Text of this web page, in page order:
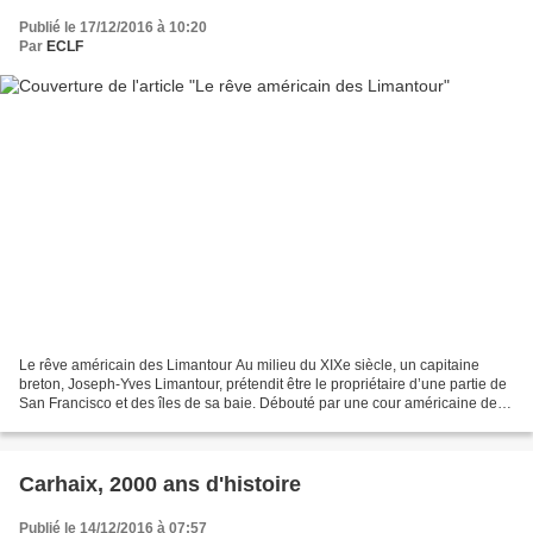
Publié le 17/12/2016 à 10:20
Par ECLF
Le rêve américain des Limantour Au milieu du XIXe siècle, un capitaine
breton, Joseph-Yves Limantour, prétendit être le propriétaire d’une partie de
San Francisco et des îles de sa baie. Débouté par une cour américaine de
Carhaix, 2000 ans d'histoire
Publié le 14/12/2016 à 07:57